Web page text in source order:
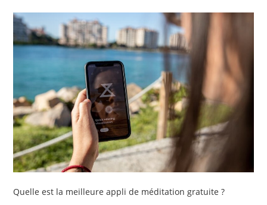
Quelle est la meilleure appli de méditation gratuite ?